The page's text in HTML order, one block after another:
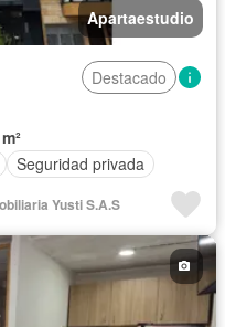
Apartaestudio
Destacado
Seguridad privada
Yusti S.A.S